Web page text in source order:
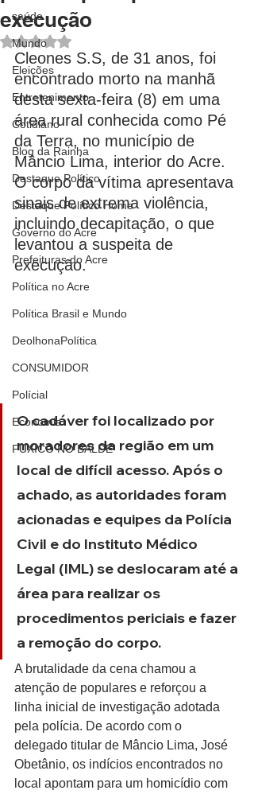
saúde
Mundo
Eleições
Entretenimento
Cotidiano
Blog da Rainha
Destaque Político
Destaque Político Home
Governo do Acre
Prefeituras do Acre
Política no Acre
Política Brasil e Mundo
DeolhonaPolítica
CONSUMIDOR
Polícial
Economia
FUXICO NO BALDE
execução
Avaliado com NaN de 5 estrelas.
Cleones S.S, de 31 anos, foi
encontrado morto na manhã
desta sexta-feira (8) em uma
área rural conhecida como Pé
da Terra, no município de
Mâncio Lima, interior do Acre.
O corpo da vítima apresentava
sinais de extrema violência,
incluindo decapitação, o que
levantou a suspeita de
execução.
O cadáver foi localizado por
moradores da região em um
local de difícil acesso. Após o
achado, as autoridades foram
acionadas e equipes da Polícia
Civil e do Instituto Médico
Legal (IML) se deslocaram até a
área para realizar os
procedimentos periciais e fazer
a remoção do corpo.
A brutalidade da cena chamou a
atenção de populares e reforçou a
linha inicial de investigação adotada
pela polícia. De acordo com o
delegado titular de Mâncio Lima, José
Obetânio, os indícios encontrados no
local apontam para um homicídio com